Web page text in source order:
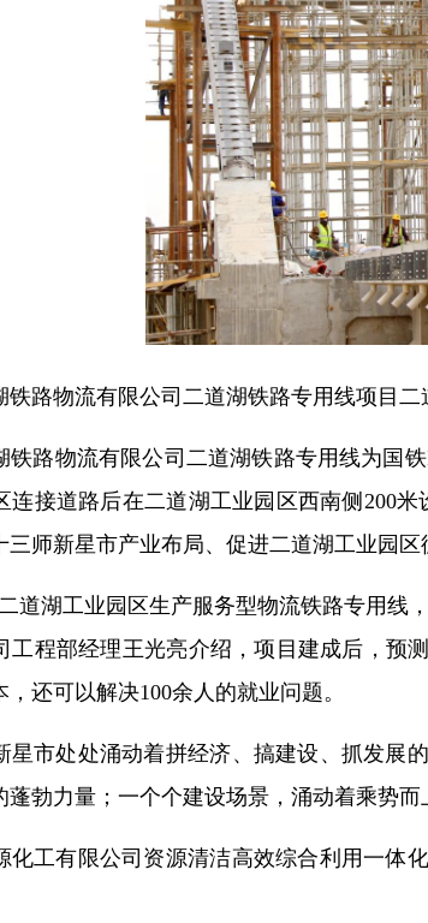
铁路物流有限公司二道湖铁路专用线项目
铁路物流有限公司二道湖铁路专用线为国
连接道路后在二道湖工业园区西南侧200
三师新星市产业布局、促进二道湖工业园区
道湖工业园区生产服务型物流铁路专用线
工程部经理王光亮介绍，项目建成后，预
还可以解决100余人的就业问题。
星市处处涌动着拼经济、搞建设、抓发展
勃力量；一个个建设场景，涌动着乘势而
化工有限公司资源清洁高效综合利用一体